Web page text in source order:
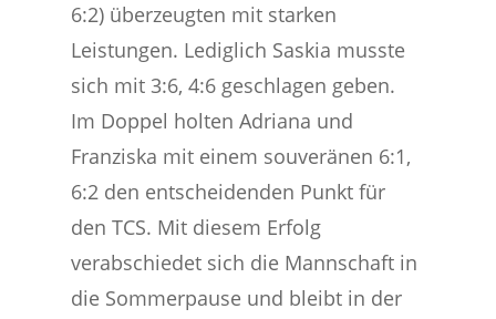
6:2) überzeugten mit starken
Leistungen. Lediglich Saskia musste
sich mit 3:6, 4:6 geschlagen geben.
Im Doppel holten Adriana und
Franziska mit einem souveränen 6:1,
6:2 den entscheidenden Punkt für
den TCS. Mit diesem Erfolg
verabschiedet sich die Mannschaft in
die Sommerpause und bleibt in der